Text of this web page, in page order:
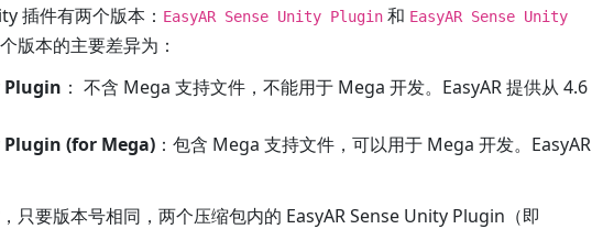
插件有两个版本： EasyAR Sense Unity Plugin和 EasyAR Sense Unity
版本的主要差异为：
Plugin ： 不含 Mega 支持文件，不能用于 Mega 开发。EasyAR 提供从 4.6
Plugin (for Mega)：包含 Mega 支持文件，可以用于 Mega 开发。EasyAR
只要版本号相同，两个压缩包内的 EasyAR Sense Unity Plugin（即